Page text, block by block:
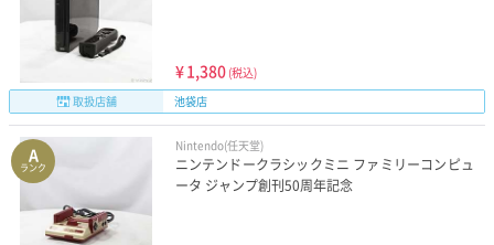
¥1,380 (税込)
取扱店舗
池袋店
A
ランク
Nintendo(任天堂)
ニンテンドークラシックミニ ファミリーコンピュ
ータ ジャンプ創刊50周年記念